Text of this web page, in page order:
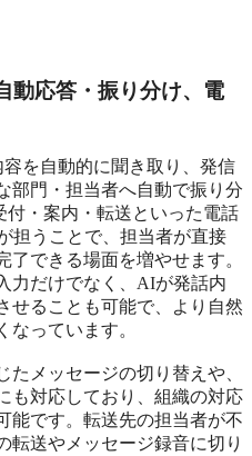
動応答・振り分け、電
を自動的に聞き取り、発信
部門・担当者へ自動で振り分
・案内・転送といった電話
担うことで、担当者が直接
了できる場面を増やせます。
力だけでなく、AIが発話内
せることも可能で、より自然
なっています。
たメッセージの切り替えや、
も対応しており、組織の対応
能です。転送先の担当者が不
転送やメッセージ録音に切り